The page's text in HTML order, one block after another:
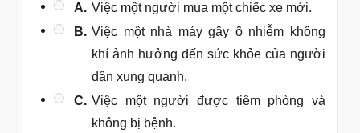
A. Việc một người mua một chiếc xe mới.
B. Việc một nhà máy gây ô nhiễm không
khí ảnh hưởng đến sức khỏe của người
dân xung quanh.
C. Việc một người được tiêm phòng và
không bị bệnh.